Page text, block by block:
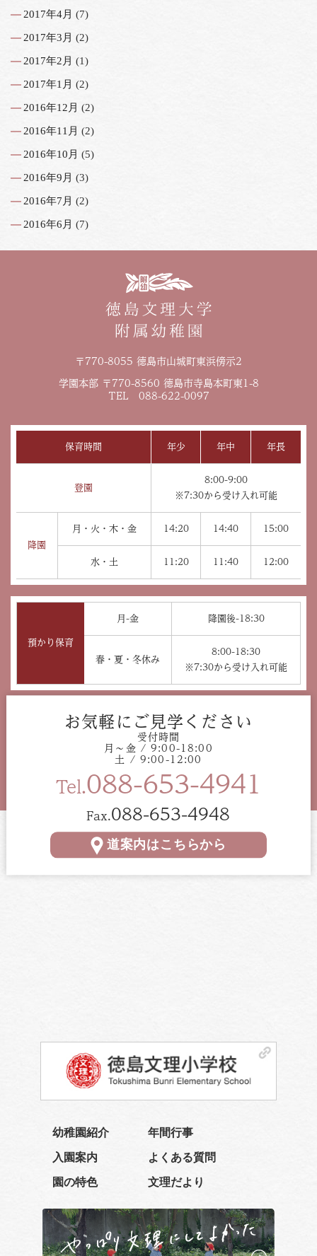
2017年4月 (7)
2017年3月 (2)
2017年2月 (1)
2017年1月 (2)
2016年12月 (2)
2016年11月 (2)
2016年10月 (5)
2016年9月 (3)
2016年7月 (2)
2016年6月 (7)
〒770-8055 徳島市山城町東浜傍示2
学園本部 〒770-8560 徳島市寺島本町東1-8
TEL 088-622-0097
保育時間 年少 年中 年長
登園
8:00-9:00
※7:30から受け入れ可能
降園
月・火・木・金 14:20 14:40 15:00
水・土 11:20 11:40 12:00
預かり保育
月-金 降園後-18:30
春・夏・冬休み
8:00-18:30
※7:30から受け入れ可能
お気軽にご見学ください
受付時間
月〜金 / 9:00-18:00
土 / 9:00-12:00
Tel.088-653-4941
Fax.088-653-4948
道案内はこちらから
幼稚園紹介 年間行事
入園案内 よくある質問
園の特色 文理だより